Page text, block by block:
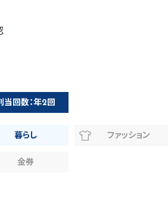
当回数：年2回
暮らし ファッション
金券